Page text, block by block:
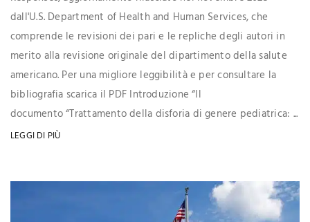
dall'U.S. Department of Health and Human Services, che
comprende le revisioni dei pari e le repliche degli autori in
merito alla revisione originale del dipartimento della salute
americano. Per una migliore leggibilità e per consultare la
bibliografia scarica il PDF Introduzione “Il
documento “Trattamento della disforia di genere pediatrica: ...
LEGGI DI PIÙ